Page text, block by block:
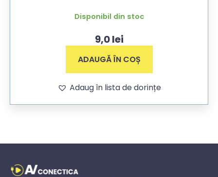
Disponibil din stoc
9,0lei
ADAUGĂ ÎN COȘ
Adaug în lista de dorințe